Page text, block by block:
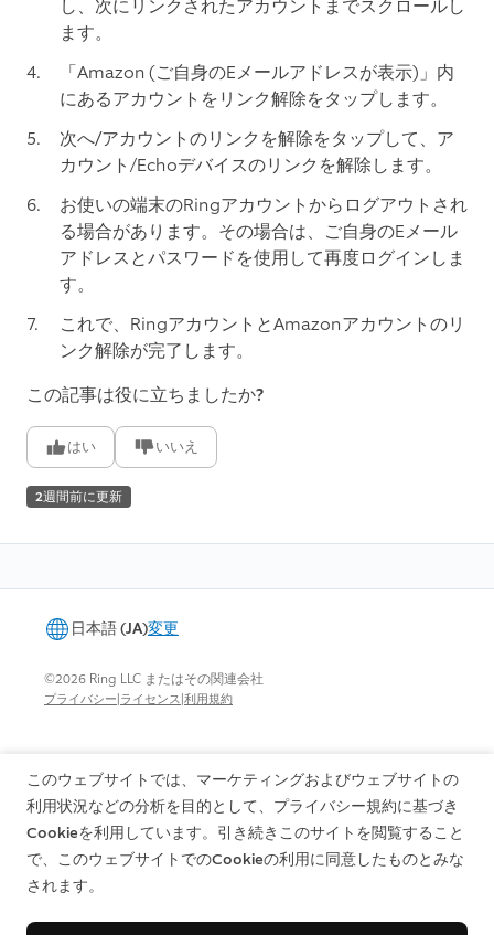
し、次にリンクされたアカウント までスクロールし
ます。
「Amazon (ご自身のEメールアドレスが表示)」内
にあるアカウントをリンク解除をタップします。
次へ/アカウントのリンクを解除をタップして、ア
カウント/Echoデバイスのリンクを解除します。
お使いの端末のRingアカウントからログアウトされ
る場合があります。その場合は、ご自身のEメール
アドレスとパスワードを使用して再度ログインしま
す。
これで、Ring‍アカウントとAmazon‍アカウントのリ
ンク解除が完了します。
この記事は役に立ちましたか?
はい いいえ
2週間前に更新
日本語 (JA)変更
©2026 Ring LLC またはその関連会社
プライバシー|ライセンス|利用規約
このウェブサイトでは、マーケティングおよびウェブサイトの
利用状況などの分析を目的として、プライバシー規約に基づき
Cookieを利用しています。引き続きこのサイトを閲覧すること
で、このウェブサイトでのCookieの利用に同意したものとみな
されます。